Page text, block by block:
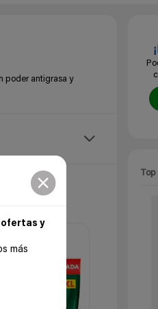
ofertas y
más
poder antigrasa y
Top